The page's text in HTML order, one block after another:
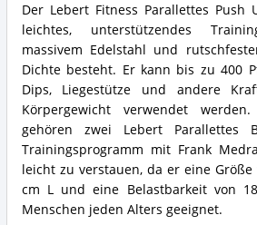
Lebert
Fitness
Parallettes
Push
Up
Dip
Stand
Zusammenfassung:
Was
bietet
Parallettes?
Der Lebert Fitness Parallettes
leichtes, unterstützendes
massivem Edelstahl und
Dichte besteht. Er kann bis zu 400
Dips, Liegestütze und andere
Körpergewicht verwendet
gehören zwei Lebert Parallettes
Trainingsprogramm mit Frank
leicht zu verstauen, da er eine Größe
cm L und eine Belastbarkeit von
Menschen jeden Alters geeignet.
Up
Dip
Stand
Vorteile:
Was
spricht
für
Parallettes?